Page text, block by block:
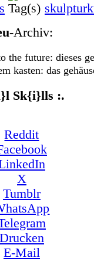
-Archiv:
the future: dieses
kasten: das
Sk{i}lls :.
Reddit
X
Tumblr
Drucken
E-Mail